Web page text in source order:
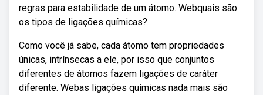
regras para estabilidade de um átomo. Webquais são
os tipos de ligações químicas?
Como você já sabe, cada átomo tem propriedades
únicas, intrínsecas a ele, por isso que conjuntos
diferentes de átomos fazem ligações de caráter
diferente. Webas ligações químicas nada mais são